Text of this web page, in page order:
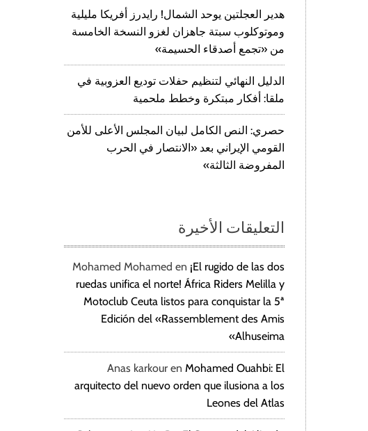
هدير العجلتين يوحد الشمال! رايدرز أفريكا مليلية
وموتوكلوب سبتة جاهزان لغزو النسخة الخامسة
من «تجمع أصدقاء الحسيمة»
الدليل النهائي لتنظيم حفلات توديع العزوبية في
ملقا: أفكار مبتكرة وخطط ملحمية
حصري: النص الكامل لبيان المجلس الأعلى للأمن
القومي الإيراني بعد «الانتصار في الحرب
المفروضة الثالثة»
التعليقات الأخيرة
Mohamed Mohamed en ¡El rugido de las dos
ruedas unifica el norte! África Riders Melilla y
Motoclub Ceuta listos para conquistar la 5ª
Edición del «Rassemblement des Amis
Alhuseima»
Anas karkour en Mohamed Ouahbi: El
arquitecto del nuevo orden que ilusiona a los
Leones del Atlas